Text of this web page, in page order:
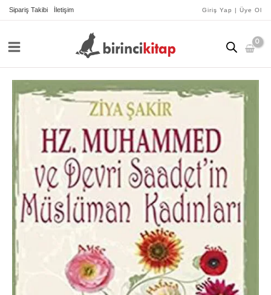
İçeriğe
Sipariş Takibi İletişim Giriş Yap | Üye Ol
Hz.Muhammed
ve
Devri
Saadet'in
Müslüman
Kadınları